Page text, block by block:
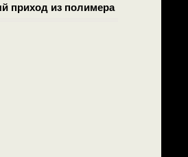
приход из полимера